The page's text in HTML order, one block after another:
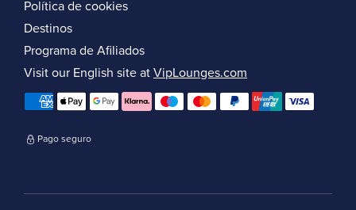
Política de cookies
Destinos
Programa de Afiliados
Visit our English site at VipLounges.com
Pago seguro